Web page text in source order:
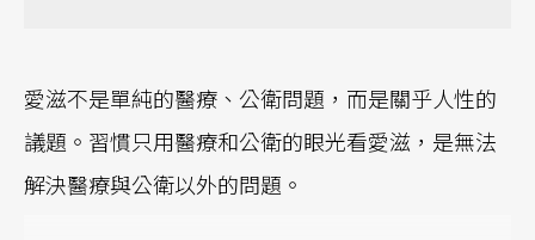
愛滋不是單純的醫療、公衛問題，而是關乎人性的
議題。習慣只用醫療和公衛的眼光看愛滋，是無法
解決醫療與公衛以外的問題。